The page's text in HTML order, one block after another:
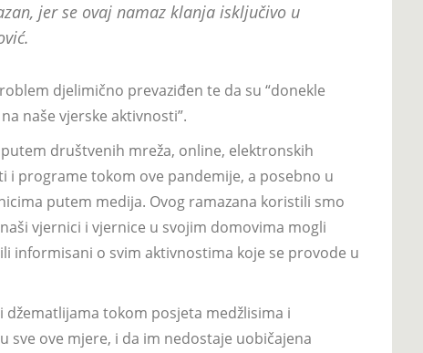
jer se ovaj namaz klanja isključivo u
djelimično prevaziđen te da su “donekle
naše vjerske aktivnosti”.
društvenih mreža, online, elektronskih
i programe tokom ove pandemije, a posebno u
putem medija. Ovog ramazana koristili smo
vjernici i vjernice u svojim domovima mogli
informisani o svim aktivnostima koje se provode u
džematlijama tokom posjeta medžlisima i
sve ove mjere, i da im nedostaje uobičajena